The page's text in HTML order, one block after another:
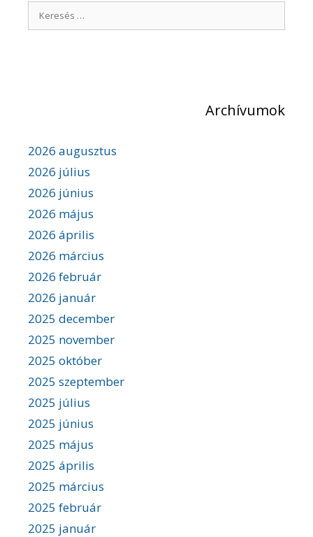
e
Archívumok
2026 augusztus
2026 július
2026 június
2026 május
2026 április
2026 március
2026 február
2026 január
2025 december
2025 november
2025 október
2025 szeptember
2025 július
2025 június
2025 május
2025 április
2025 március
2025 február
2025 január